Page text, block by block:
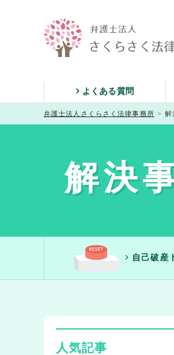
よくある質問
弁護士法人さくらさく法律事務所 > 解
解決
自己破産
人気記事